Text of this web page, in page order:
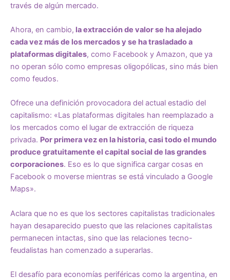
través de algún mercado.
Ahora, en cambio, la extracción de valor se ha alejado
cada vez más de los mercados y se ha trasladado a
plataformas digitales, como Facebook y Amazon, que ya
no operan sólo como empresas oligopólicas, sino más bien
como feudos.
Ofrece una definición provocadora del actual estadio del
capitalismo: «Las plataformas digitales han reemplazado a
los mercados como el lugar de extracción de riqueza
privada. Por primera vez en la historia, casi todo el mundo
produce gratuitamente el capital social de las grandes
corporaciones. Eso es lo que significa cargar cosas en
Facebook o moverse mientras se está vinculado a Google
Maps».
Aclara que no es que los sectores capitalistas tradicionales
hayan desaparecido puesto que las relaciones capitalistas
permanecen intactas, sino que las relaciones tecno-
feudalistas han comenzado a superarlas.
El desafío para economías periféricas como la argentina, en